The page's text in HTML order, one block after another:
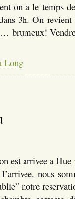
on a le temps
3h. On
brumeux!
Long
est arrivee a
nous
notre